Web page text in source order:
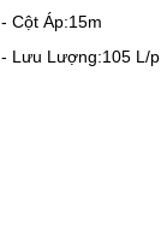
- Cột Áp:15m
- Lưu Lượng:105 L/p